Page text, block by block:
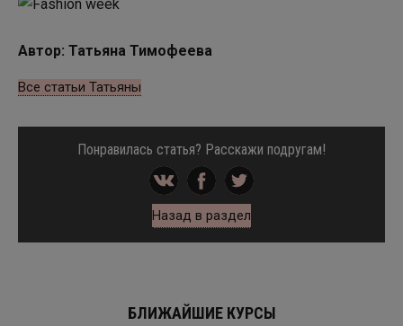
Автор: Татьяна Тимофеева
Все статьи Татьяны
Понравилась статья? Расскажи подругам!
Назад в раздел
БЛИЖАЙШИЕ КУРСЫ